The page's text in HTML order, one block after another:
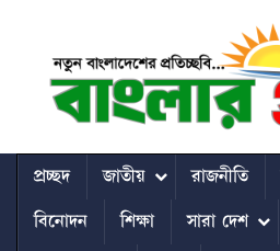
প্রচ্ছদ জাতীয় রাজনীতি
বিনোদন
শিক্ষা সারা দেশ